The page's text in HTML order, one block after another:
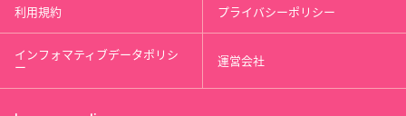
利用規約 プライバシーポリシー
インフォマティブデータポリシ
ー 運営会社